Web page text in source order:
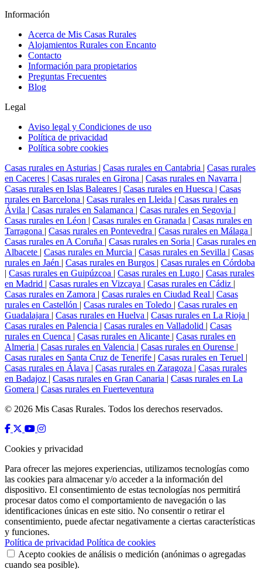
Información
Acerca de Mis Casas Rurales
Alojamientos Rurales con Encanto
Contacto
Información para propietarios
Preguntas Frecuentes
Blog
Legal
Aviso legal y Condiciones de uso
Política de privacidad
Política sobre cookies
Casas rurales en Asturias | Casas rurales en Cantabria | Casas rurales
en Caceres | Casas rurales en Girona | Casas rurales en Navarra |
Casas rurales en Islas Baleares | Casas rurales en Huesca | Casas
rurales en Barcelona | Casas rurales en Lleida | Casas rurales en
Ávila | Casas rurales en Salamanca | Casas rurales en Segovia |
Casas rurales en Léon | Casas rurales en Granada | Casas rurales en
Tarragona | Casas rurales en Pontevedra | Casas rurales en Málaga |
Casas rurales en A Coruña | Casas rurales en Soria | Casas rurales en
Albacete | Casas rurales en Murcia | Casas rurales en Sevilla | Casas
rurales en Jaén | Casas rurales en Burgos | Casas rurales en Córdoba
| Casas rurales en Guipúzcoa | Casas rurales en Lugo | Casas rurales
en Madrid | Casas rurales en Vizcaya | Casas rurales en Cádiz |
Casas rurales en Zamora | Casas rurales en Ciudad Real | Casas
rurales en Castellón | Casas rurales en Toledo | Casas rurales en
Guadalajara | Casas rurales en Huelva | Casas rurales en La Rioja |
Casas rurales en Palencia | Casas rurales en Valladolid | Casas
rurales en Cuenca | Casas rurales en Alicante | Casas rurales en
Almeria | Casas rurales en Valencia | Casas rurales en Ourense |
Casas rurales en Santa Cruz de Tenerife | Casas rurales en Teruel |
Casas rurales en Álava | Casas rurales en Zaragoza | Casas rurales
en Badajoz | Casas rurales en Gran Canaria | Casas rurales en La
Gomera | Casas rurales en Fuerteventura
© 2026 Mis Casas Rurales. Todos los derechos reservados.
Cookies y privacidad
Para ofrecer las mejores experiencias, utilizamos tecnologías como
las cookies para almacenar y/o acceder a la información del
dispositivo. El consentimiento de estas tecnologías nos permitirá
procesar datos como el comportamiento de navegación o las
identificaciones únicas en este sitio. No consentir o retirar el
consentimiento, puede afectar negativamente a ciertas características
y funciones.
Política de privacidad Política de cookies
Acepto cookies de análisis o medición (anónimas o agregadas
cuando sea posible).